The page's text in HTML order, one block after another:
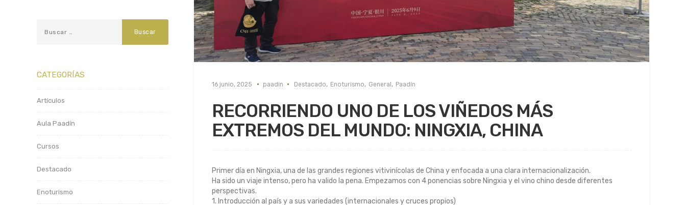
16 junio, 2025 paadin Destacado, Enoturismo, General , Paadín
RECORRIENDO UNO DE LOS VIÑEDOS MÁS
EXTREMOS DEL MUNDO: NINGXIA, CHINA
Primer día en Ningxia, una de las grandes regiones vitivinícolas de China y enfocada a una clara internacionalización.
Ha sido un viaje intenso, pero ha valido la pena. Empezamos con 4 ponencias sobre Ningxia y el vino chino desde diferentes
perspectivas.
1. Introducción al país y a sus variedades (internacionales y cruces propios)
CATEGORÍAS
Artículos
Aula Paadín
Cursos
Destacado
Enoturismo